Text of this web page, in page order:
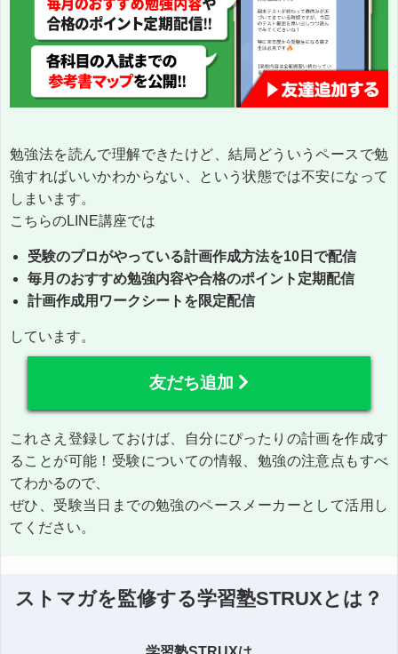
勉強法を読んで理解できたけど、結局どういうペースで勉
強すればいいかわからない、という状態では不安になって
しまいます。
こちらのLINE講座では
受験のプロがやっている計画作成方法を10日で配信
毎月のおすすめ勉強内容や合格のポイント定期配信
計画作成用ワークシートを限定配信
しています。
友だち追加
これさえ登録しておけば、自分にぴったりの計画を作成す
ることが可能！受験についての情報、勉強の注意点もすべ
てわかるので、
ぜひ、受験当日までの勉強のペースメーカーとして活用し
てください。
ストマガを監修する学習塾STRUXとは？